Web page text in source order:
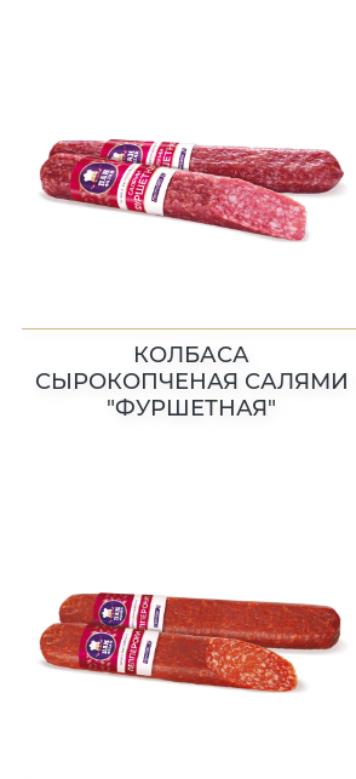
КОЛБАСА
СЫРОКОПЧЕНАЯ САЛЯМИ
"ФУРШЕТНАЯ"